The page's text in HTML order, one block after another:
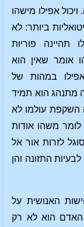
אפילו מישהו
ביותר: לא
פוריות
אומר שאין הוא
במהות של
מתנהג הוא תמיד
השקפת עולמו לא
משהו אודות
לזרות אור אל
התזונה והן
האנושית על
הוא לא רק